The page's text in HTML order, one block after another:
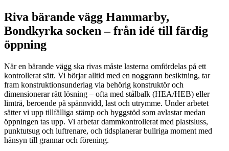
Riva bärande vägg Hammarby,
Bondkyrka socken – från idé till färdig
öppning
När en bärande vägg ska rivas måste lasterna omfördelas på ett
kontrollerat sätt. Vi börjar alltid med en noggrann besiktning, tar
fram konstruktionsunderlag via behörig konstruktör och
dimensionerar rätt lösning – ofta med stålbalk (HEA/HEB) eller
limträ, beroende på spännvidd, last och utrymme. Under arbetet
sätter vi upp tillfälliga stämp och byggstöd som avlastar medan
öppningen tas upp. Vi arbetar dammkontrollerat med plastsluss,
punktutsug och luftrenare, och tidsplanerar bullriga moment med
hänsyn till grannar och förening.